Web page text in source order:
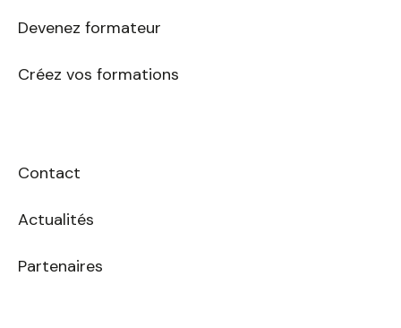
Devenez formateur
Créez vos formations
Contact
Actualités
Partenaires